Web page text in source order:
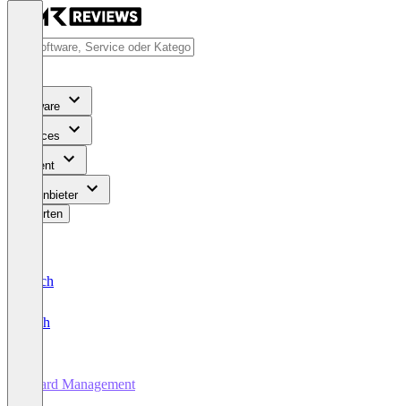
Software
Services
Content
Für Anbieter
Bewerten
Deutsch
English
Board Management